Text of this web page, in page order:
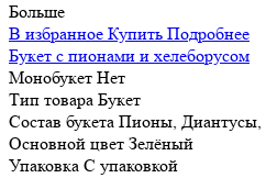
Больше
В избранное Купить Подробнее
Букет с пионами и хелеборусом
Монобукет Нет
Тип товара Букет
Состав букета Пионы, Диантусы,
Основной цвет Зелёный
Упаковка С упаковкой